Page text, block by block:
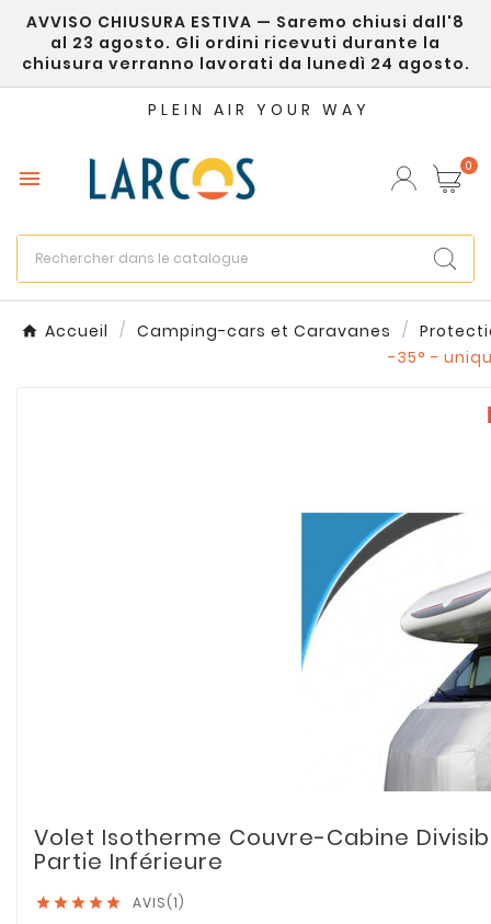
AVVISO CHIUSURA ESTIVA — Saremo chiusi dall'8
al 23 agosto. Gli ordini ricevuti durante la
chiusura verranno lavorati da lunedì 24 agosto.
PLEIN AIR YOUR WAY
 0
Accueil Camping-cars et Caravanes
-35° -
Volet Isotherme Couvre-Cabine
Partie Inférieure
     AVIS(1)
Créer une liste d'envies ×
Nom de la liste d'envies
Annuler Créer une liste d'envies